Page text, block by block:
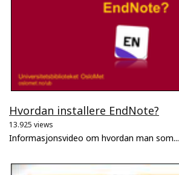
Hvordan installere EndNote?
13.925 views
Informasjonsvideo om hvordan man som...